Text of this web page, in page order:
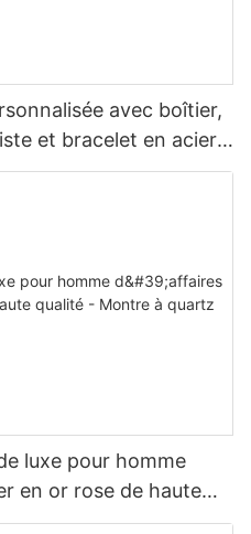
avec boîtier,
et bracelet en acier
et s'accordant
luxe pour homme
en or rose de haute
simple et polyvalente